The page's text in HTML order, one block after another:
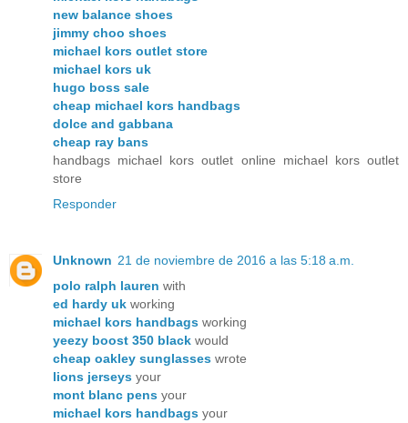
new balance shoes
jimmy choo shoes
michael kors outlet store
michael kors uk
hugo boss sale
cheap michael kors handbags
dolce and gabbana
cheap ray bans
handbags michael kors outlet online michael kors outlet
store
Responder
Unknown 21 de noviembre de 2016 a las 5:18 a.m.
polo ralph lauren with
ed hardy uk working
michael kors handbags working
yeezy boost 350 black would
cheap oakley sunglasses wrote
lions jerseys your
mont blanc pens your
michael kors handbags your